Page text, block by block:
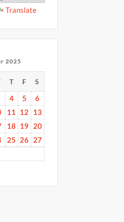
Translate
2025
T F S
4 5
6
11 12
13
18 19 20
25 26 27